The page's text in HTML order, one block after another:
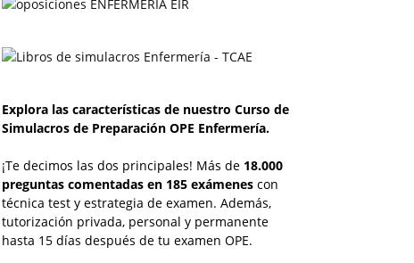
Explora las características de nuestro Curso de
Simulacros de Preparación OPE Enfermería.
¡Te decimos las dos principales! Más de 18.000
preguntas comentadas en 185 exámenes con
técnica test y estrategia de examen. Además,
tutorización privada, personal y permanente
hasta 15 días después de tu examen OPE.